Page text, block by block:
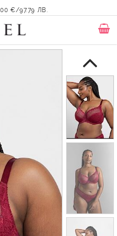
€/97.79 ЛВ.